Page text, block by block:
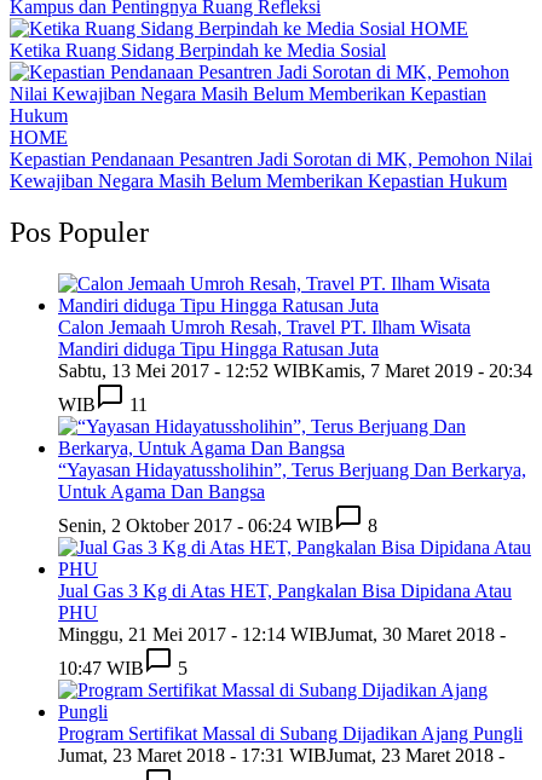
Kampus dan Pentingnya Ruang Refleksi
HOME
Ketika Ruang Sidang Berpindah ke Media Sosial
HOME
Kepastian Pendanaan Pesantren Jadi Sorotan di MK, Pemohon Nilai
Kewajiban Negara Masih Belum Memberikan Kepastian Hukum
Pos Populer
Calon Jemaah Umroh Resah, Travel PT. Ilham Wisata
Mandiri diduga Tipu Hingga Ratusan Juta
Sabtu, 13 Mei 2017 - 12:52 WIBKamis, 7 Maret 2019 - 20:34
WIB
11
“Yayasan Hidayatussholihin”, Terus Berjuang Dan Berkarya,
Untuk Agama Dan Bangsa
Senin, 2 Oktober 2017 - 06:24 WIB
8
Jual Gas 3 Kg di Atas HET, Pangkalan Bisa Dipidana Atau
PHU
Minggu, 21 Mei 2017 - 12:14 WIBJumat, 30 Maret 2018 -
10:47 WIB
5
Program Sertifikat Massal di Subang Dijadikan Ajang Pungli
Jumat, 23 Maret 2018 - 17:31 WIBJumat, 23 Maret 2018 -